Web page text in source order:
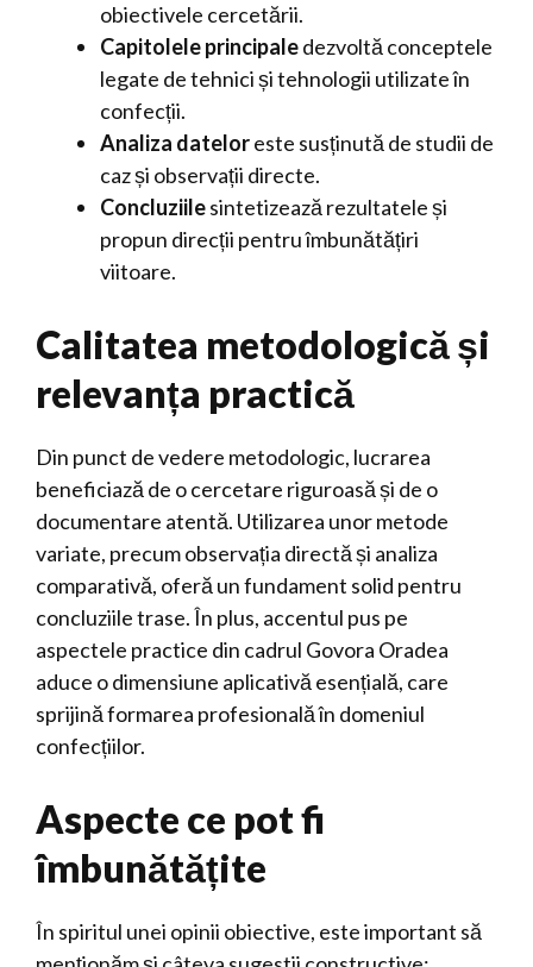
obiectivele cercetării.
Capitolele principaledezvoltă conceptele
legate de tehnici și tehnologii utilizate în
confecții.
Analiza dateloreste susținută de studii de
caz și observații directe.
Concluziilesintetizează rezultatele și
propun direcții pentru îmbunătățiri
viitoare.
Calitatea metodologică și
relevanța practică
Din punct de vedere metodologic, lucrarea
beneficiază de o cercetare riguroasă și de o
documentare atentă. Utilizarea unor metode
variate, precum observația directă și analiza
comparativă, oferă un fundament solid pentru
concluziile trase. În plus, accentul pus pe
aspectele practice din cadrul Govora Oradea
aduce o dimensiune aplicativă esențială, care
sprijină formarea profesională în domeniul
confecțiilor.
Aspecte ce pot fi
îmbunătățite
În spiritul unei opinii obiective, este important să